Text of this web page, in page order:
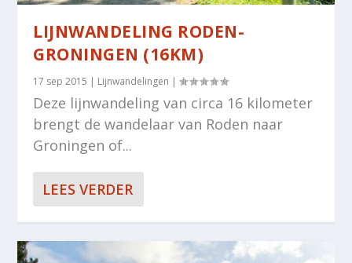
LIJNWANDELING RODEN-
GRONINGEN (16KM)
17 sep 2015 | Lijnwandelingen |
Deze lijnwandeling van circa 16 kilometer
brengt de wandelaar van Roden naar
Groningen of...
LEES VERDER